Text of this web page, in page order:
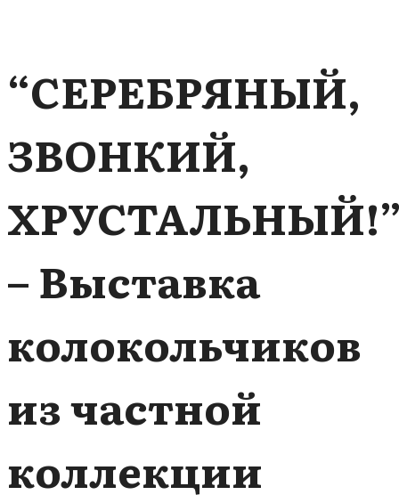
“СЕРЕБРЯНЫЙ,
ЗВОНКИЙ,
– Выставка
колокольчиков
из частной
коллекции